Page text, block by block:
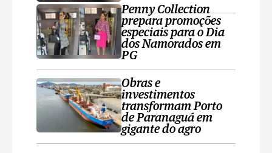
Penny Collection
prepara promoções
especiais para o Dia
dos Namorados em
PG
Obras e
investimentos
transformam Porto
de Paranaguá em
gigante do agro